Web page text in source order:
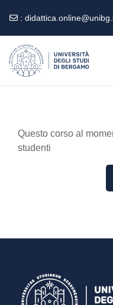
:
Questo corso al
studenti